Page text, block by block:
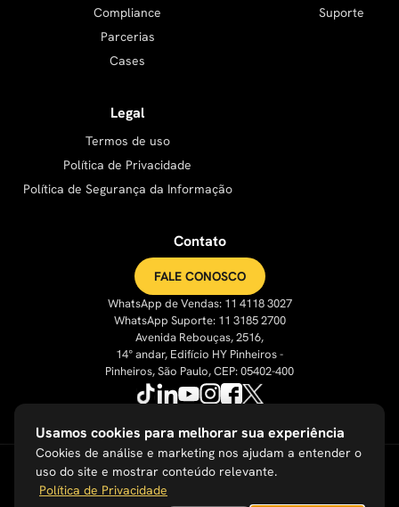
Compliance
Parcerias
Cases
Suporte
Legal
Termos de uso
Política de Privacidade
Política de Segurança da Informação
Contato
FALE CONOSCO
WhatsApp de Vendas: 11 4118 3027
WhatsApp Suporte: 11 3185 2700
Avenida Rebouças, 2516,
14° andar, Edifício HY Pinheiros -
Pinheiros, São Paulo, CEP: 05402-400
Usamos cookies para melhorar sua experiência
Cookies de análise e marketing nos ajudam a entender o
uso do site e mostrar conteúdo relevante.
Política de Privacidade